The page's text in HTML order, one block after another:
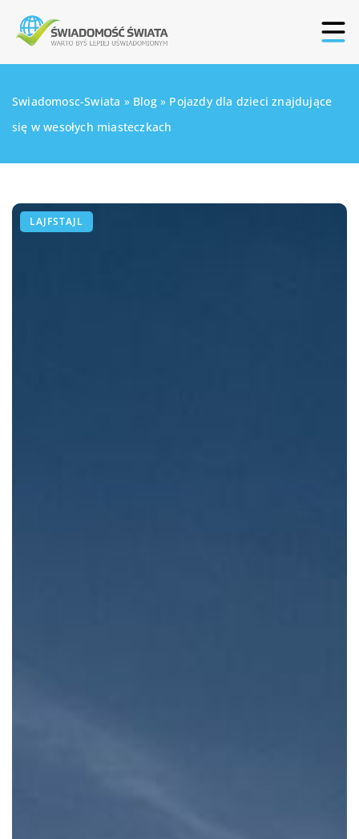
Swiadomosc-Swiata » Blog» Pojazdy dla dzieci znajdujące
się w wesołych miasteczkach
LAJFSTAJL